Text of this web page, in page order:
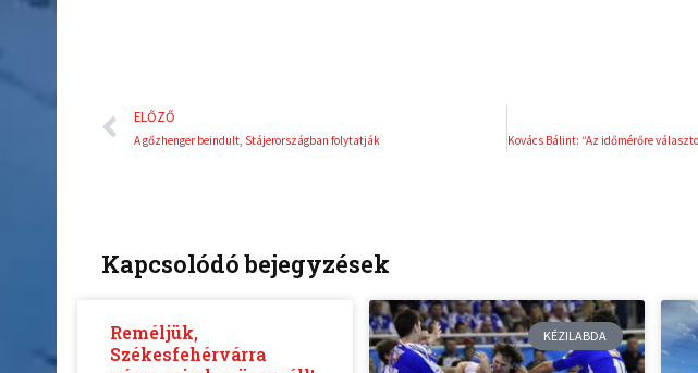
Előző
ELŐZŐ
A gőzhenger beindult, Stájerországban folytatják
Kapcsolódó bejegyzések
Reméljük,
Székesfehérvárra
KÉZILABDA